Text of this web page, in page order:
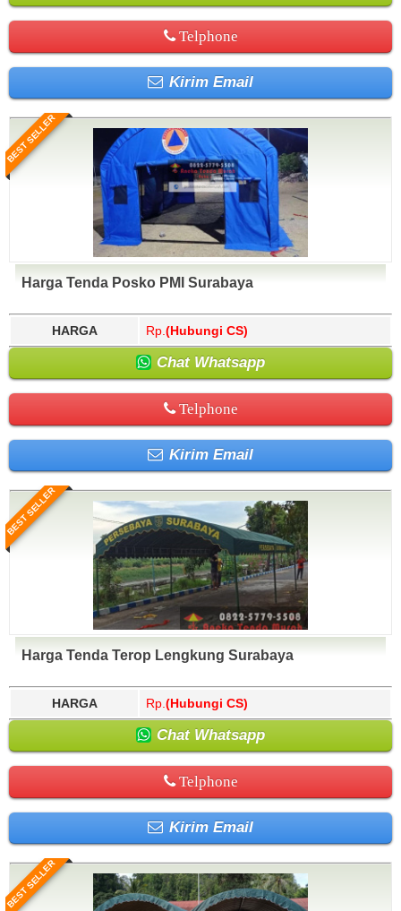
Telphone
Kirim Email
BEST SELLER
Harga Tenda Posko PMI Surabaya
HARGA Rp. (Hubungi CS)
Chat Whatsapp
Telphone
Kirim Email
BEST SELLER
Harga Tenda Terop Lengkung Surabaya
HARGA Rp. (Hubungi CS)
Chat Whatsapp
Telphone
Kirim Email
BEST SELLER